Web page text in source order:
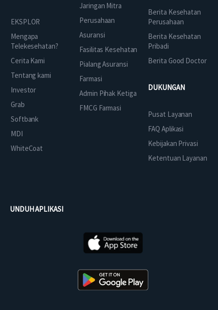
EKSPLOR
Mengapa
Telekesehatan?
Cerita Kami
Tentang kami
Investor
Grab
Softbank
MDI
WhiteCoat
Jaringan Mitra
Perusahaan
Asuransi
Fasilitas Kesehatan
Pialang Asuransi
Farmasi
Admin Pihak Ketiga
FMCG Farmasi
Berita Kesehatan
Perusahaan
Berita Kesehatan
Pribadi
Berita Good Doctor
DUKUNGAN
Pusat Layanan
FAQ Aplikasi
Kebijakan Privasi
Ketentuan Layanan
UNDUH APLIKASI